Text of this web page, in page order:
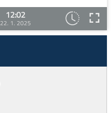
12:02
22. 1. 2025